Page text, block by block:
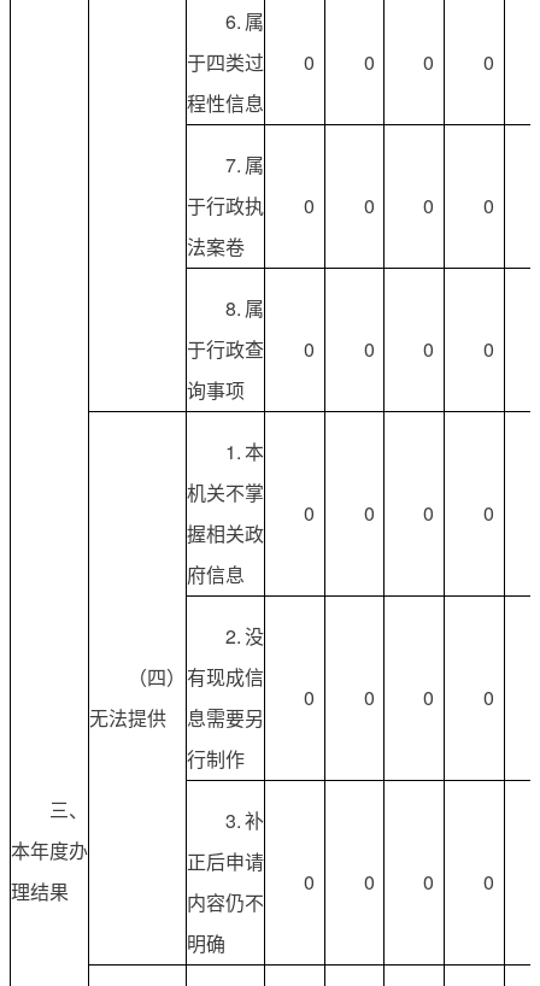
三、
本年度办
理结果
6.属
于四类过
程性信息
0 0 0 0
7.属
于行政执
法案卷
0 0 0 0
8.属
于行政查
询事项
0 0 0 0
（四）
无法提供
1.本
机关不掌
握相关政
府信息
0 0 0 0
2.没
有现成信
息需要另
行制作
0 0 0 0
3.补
正后申请
内容仍不
明确
0 0 0 0